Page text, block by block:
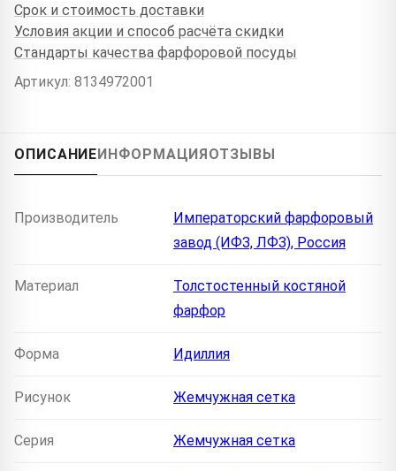
Срок и стоимость доставки
Условия акции и способ расчёта скидки
Стандарты качества фарфоровой посуды
Артикул: 8134972001
ОПИСАНИЕ ИНФОРМАЦИЯ ОТЗЫВЫ
Производитель
Императорский фарфоровый
завод (ИФЗ, ЛФЗ), Россия
Материал
Толстостенный костяной
фарфор
Форма Идиллия
Рисунок Жемчужная сетка
Серия Жемчужная сетка